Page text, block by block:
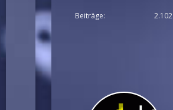
Beiträge 2.102